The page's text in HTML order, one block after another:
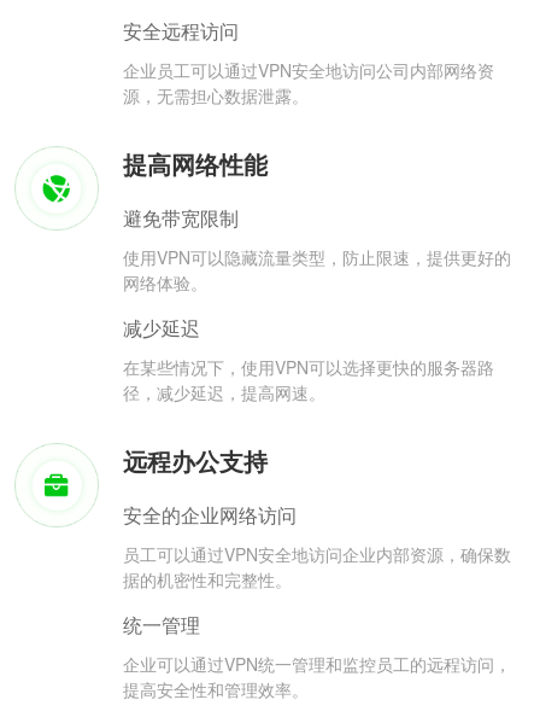
安全远程访问
企业员工可以通过VPN安全地访问公司内部网络资
源，无需担心数据泄露。
提高网络性能
避免带宽限制
使用VPN可以隐藏流量类型，防止限速，提供更好的
网络体验。
减少延迟
在某些情况下，使用VPN可以选择更快的服务器路
径，减少延迟，提高网速。
远程办公支持
安全的企业网络访问
员工可以通过VPN安全地访问企业内部资源，确保数
据的机密性和完整性。
统一管理
企业可以通过VPN统一管理和监控员工的远程访问，
提高安全性和管理效率。